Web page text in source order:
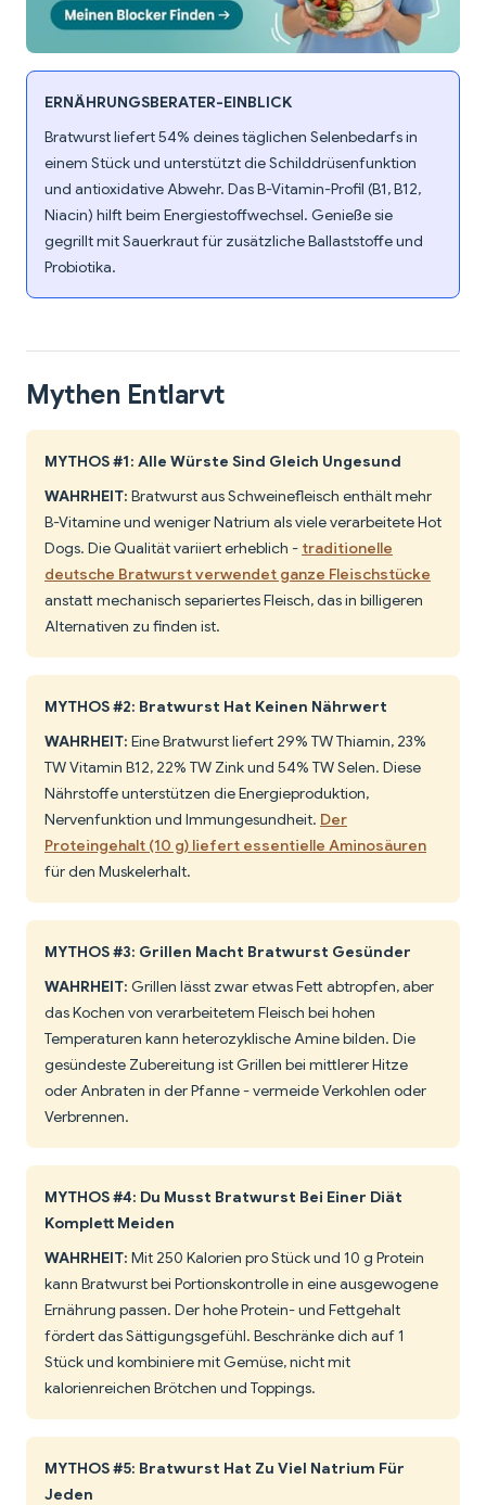
ERNÄHRUNGSBERATER-EINBLICK
Bratwurst liefert 54% deines täglichen Selenbedarfs in
einem Stück und unterstützt die Schilddrüsenfunktion
und antioxidative Abwehr. Das B-Vitamin-Profil (B1, B12,
Niacin) hilft beim Energiestoffwechsel. Genieße sie
gegrillt mit Sauerkraut für zusätzliche Ballaststoffe und
Probiotika.
Mythen Entlarvt
MYTHOS #1: Alle Würste Sind Gleich Ungesund
WAHRHEIT: Bratwurst aus Schweinefleisch enthält mehr
B-Vitamine und weniger Natrium als viele verarbeitete Hot
Dogs. Die Qualität variiert erheblich - traditionelle
deutsche Bratwurst verwendet ganze Fleischstücke
anstatt mechanisch separiertes Fleisch, das in billigeren
Alternativen zu finden ist.
MYTHOS #2: Bratwurst Hat Keinen Nährwert
WAHRHEIT: Eine Bratwurst liefert 29% TW Thiamin, 23%
TW Vitamin B12, 22% TW Zink und 54% TW Selen. Diese
Nährstoffe unterstützen die Energieproduktion,
Nervenfunktion und Immungesundheit. Der
Proteingehalt (10 g) liefert essentielle Aminosäuren
für den Muskelerhalt.
MYTHOS #3: Grillen Macht Bratwurst Gesünder
WAHRHEIT: Grillen lässt zwar etwas Fett abtropfen, aber
das Kochen von verarbeitetem Fleisch bei hohen
Temperaturen kann heterozyklische Amine bilden. Die
gesündeste Zubereitung ist Grillen bei mittlerer Hitze
oder Anbraten in der Pfanne - vermeide Verkohlen oder
Verbrennen.
MYTHOS #4: Du Musst Bratwurst Bei Einer Diät
Komplett Meiden
WAHRHEIT: Mit 250 Kalorien pro Stück und 10 g Protein
kann Bratwurst bei Portionskontrolle in eine ausgewogene
Ernährung passen. Der hohe Protein- und Fettgehalt
fördert das Sättigungsgefühl. Beschränke dich auf 1
Stück und kombiniere mit Gemüse, nicht mit
kalorienreichen Brötchen und Toppings.
MYTHOS #5: Bratwurst Hat Zu Viel Natrium Für
Jeden